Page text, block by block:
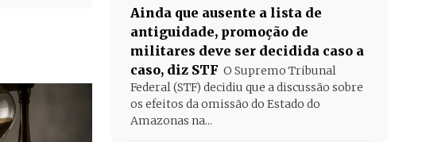
Ainda que ausente a lista de
antiguidade, promoção de
militares deve ser decidida caso a
caso, diz STF O Supremo Tribunal
Federal (STF) decidiu que a discussão sobre
os efeitos da omissão do Estado do
Amazonas na...